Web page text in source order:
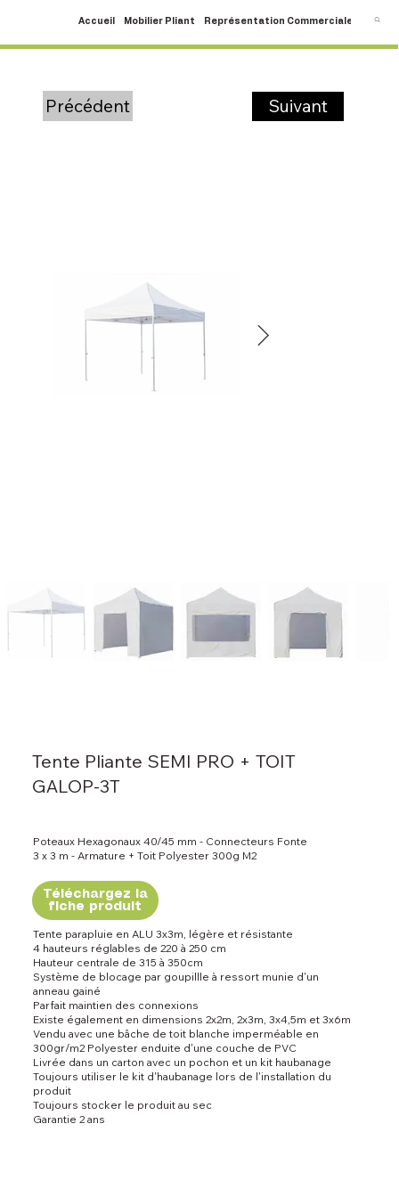
Accueil Mobilier Pliant Représentation Commerciale SAV
Tente Pliante SEMI PRO + TOIT
GALOP-3T
Poteaux Hexagonaux 40/45 mm - Connecteurs Fonte
3 x 3 m - Armature + Toit Polyester 300g M2
Téléchargez la
fiche produit
Tente parapluie en ALU 3x3m, légère et résistante
4 hauteurs réglables de 220 à 250 cm
Hauteur centrale de 315 à 350cm
Système de blocage par goupillle à ressort munie d'un
anneau gainé
Parfait maintien des connexions
Existe également en dimensions 2x2m, 2x3m, 3x4,5m et 3x6m
Vendu avec une bâche de toit blanche imperméable en
300gr/m2 Polyester enduite d'une couche de PVC
Livrée dans un carton avec un pochon et un kit haubanage
Toujours utiliser le kit d'haubanage lors de l'installation du
produit
Toujours stocker le produit au sec
Garantie 2 ans
Précédent Suivant